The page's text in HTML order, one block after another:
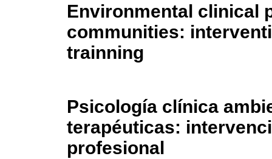
Environmental clinical
communities:
trainning
Psicología clínica
terapéuticas:
profesional